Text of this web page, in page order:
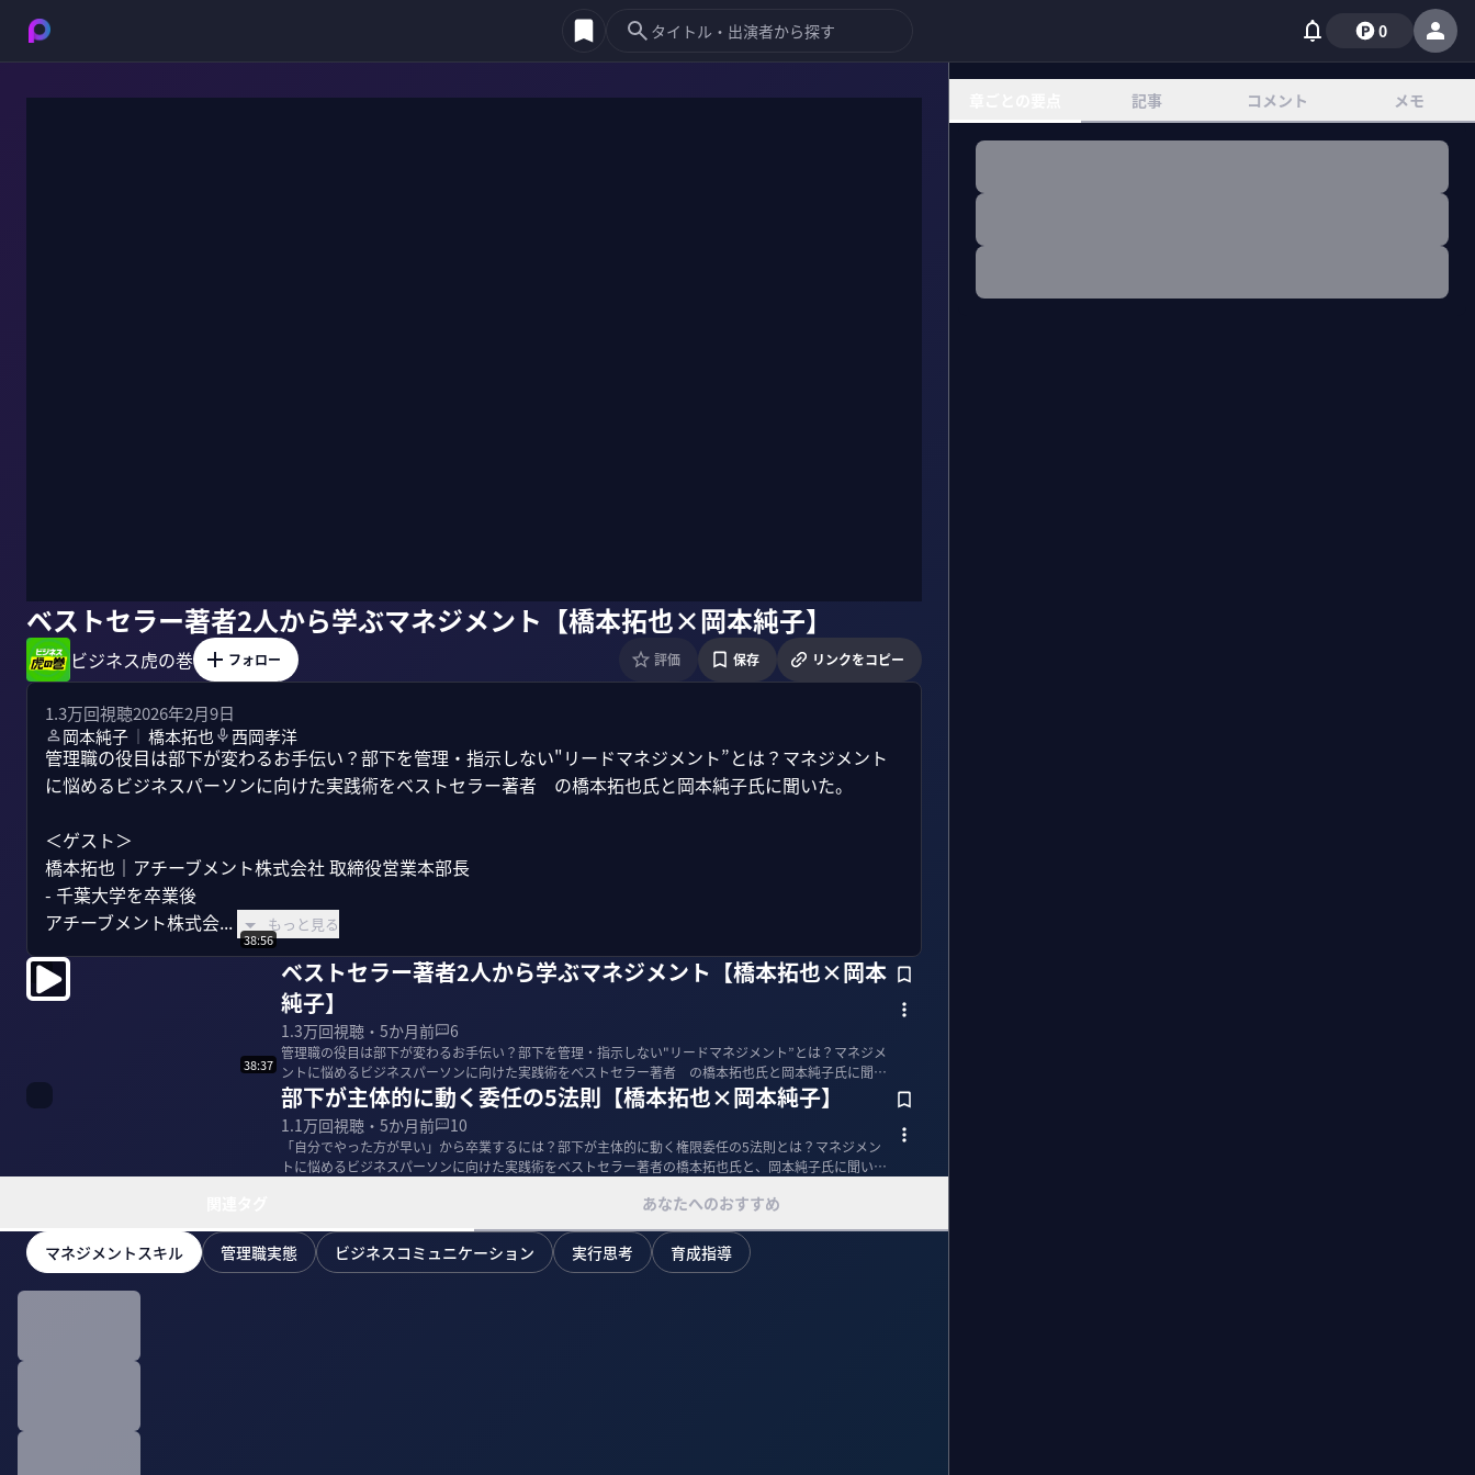
0
ベストセラー著者2人から学ぶマネジメント【橋本拓也×岡本純子】
ビジネス虎の巻 フォロー 評価 保存 リンクをコピー
1.3万回視聴2026年2月9日
岡本純子 ｜ 橋本拓也 西岡孝洋
管理職の役目は部下が変わるお手伝い？部下を管理・指示しない"リードマネジメント”とは？マネジメント
に悩めるビジネスパーソンに向けた実践術をベストセラー著者　の橋本拓也氏と岡本純子氏に聞いた。
＜ゲスト＞
橋本拓也｜アチーブメント株式会社 取締役営業本部長
- 千葉大学を卒業後
アチーブメント株式会...
もっと見る
38:56
ベストセラー著者2人から学ぶマネジメント【橋本拓也×岡本
純子】
1.3万回視聴・ 5か月前 6
管理職の役目は部下が変わるお手伝い？部下を管理・指示しない"リードマネジメント”とは？マネジメ
ントに悩めるビジネスパーソンに向けた実践術をベストセラー著者 の橋本拓也氏と岡本純子氏に聞い
た。 ＜ゲス...
38:37
部下が主体的に動く委任の5法則【橋本拓也×岡本純子】
1.1万回視聴・ 5か月前 10
「自分でやった方が早い」から卒業するには？部下が主体的に動く権限委任の5法則とは？マネジメン
トに悩めるビジネスパーソンに向けた実践術をベストセラー著者の橋本拓也氏と、岡本純子氏に聞い
あなたへのおすすめ
マネジメントスキル 管理職実態 ビジネスコミュニケーション 実行思考 育成指導
記事 コメント メモ